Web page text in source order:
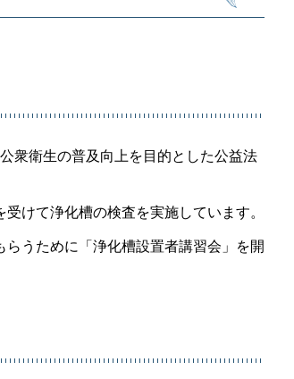
衆衛生の普及向上を目的とした公益法
けて浄化槽の検査を実施しています。
うために「浄化槽設置者講習会」を開